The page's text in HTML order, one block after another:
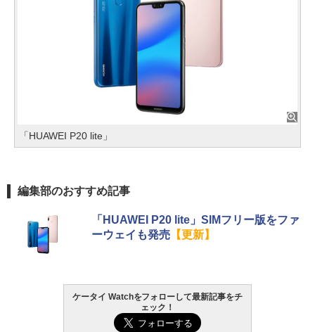
「HUAWEI P20 lite」
編集部のおすすめ記事
「HUAWEI P20 lite」SIMフリー版をファ
ーウェイも発売【更新】
ケータイ Watchをフォローして最新記事をチ
ェック！